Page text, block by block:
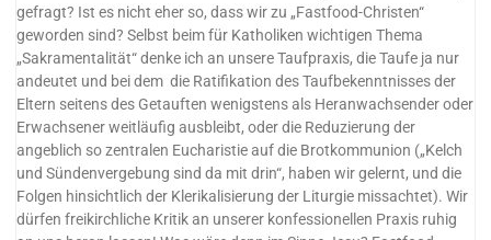
gefragt? Ist es nicht eher so, dass wir zu „Fastfood-Christen“
geworden sind? Selbst beim für Katholiken wichtigen Thema
„Sakramentalität“ denke ich an unsere Taufpraxis, die Taufe ja nur
andeutet und bei dem die Ratifikation des Taufbekenntnisses der
Eltern seitens des Getauften wenigstens als Heranwachsender oder
Erwachsener weitläufig ausbleibt, oder die Reduzierung der
angeblich so zentralen Eucharistie auf die Brotkommunion („Kelch
und Sündenvergebung sind da mit drin“, haben wir gelernt, und die
Folgen hinsichtlich der Klerikalisierung der Liturgie missachtet). Wir
dürfen freikirchliche Kritik an unserer konfessionellen Praxis ruhig